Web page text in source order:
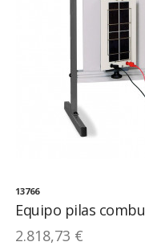
13766
Equipo pilas
2.818,73 €